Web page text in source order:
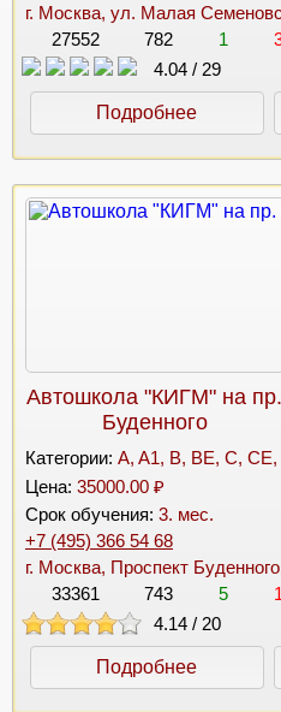
г. Москва, ул. Малая
27552
782 1
4.04 / 29
Подробнее
Автошкола "КИГМ" на пр.
Буденного
Категории: A, A1, B, BE, C,
Цена: 35000.00 ₽
Срок обучения: 3. мес.
+7 (495) 366 54 68​
г. Москва, Проспект
33361
743 5
1
4.14 / 20
Подробнее